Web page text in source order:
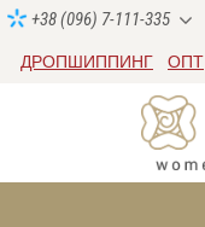
+38 (096) 7-111-335
ДРОПШИППИНГ ОПТ